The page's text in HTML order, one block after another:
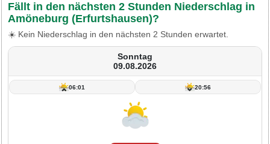
Fällt in den nächsten 2 Stunden Niederschlag in
Amöneburg (Erfurtshausen)?
☀️ Kein Niederschlag in den nächsten 2 Stunden erwartet.
Sonntag
09.08.2026
06:01 20:56